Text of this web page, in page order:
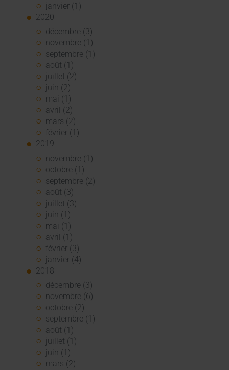
janvier (1)
2020
décembre (3)
novembre (1)
septembre (1)
août (1)
juillet (2)
juin (2)
mai (1)
avril (2)
mars (2)
février (1)
2019
novembre (1)
octobre (1)
septembre (2)
août (3)
juillet (3)
juin (1)
mai (1)
avril (1)
février (3)
janvier (4)
2018
décembre (3)
novembre (6)
octobre (2)
septembre (1)
août (1)
juillet (1)
juin (1)
mars (2)